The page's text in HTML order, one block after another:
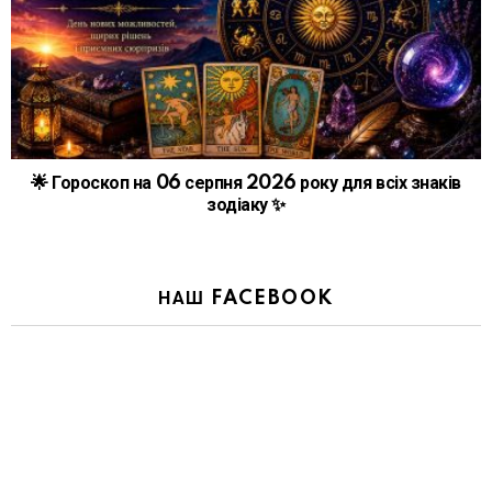
🌟 Гороскоп на 06 серпня 2026 року для всіх знаків
зодіаку ✨
НАШ FACEBOOK